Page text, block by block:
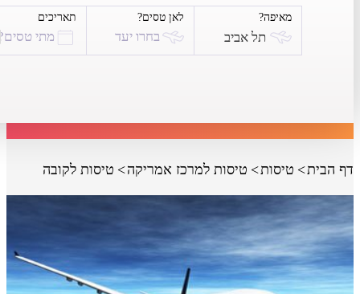
השכרת
רכב
מאיפה?
תל אביב
לאן טסים?
בחרו יעד
תאריכים
מתי
דף הבית טיסות טיסות למרכז אמריקה טיסות לקובה